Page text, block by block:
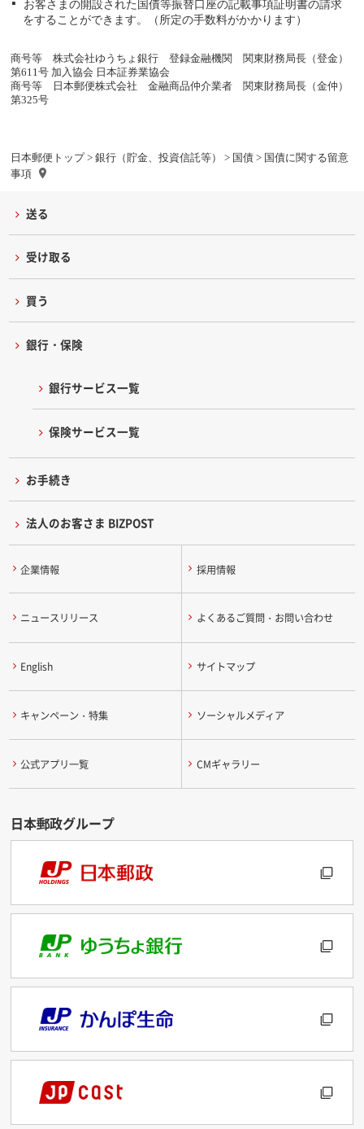
日本郵便トップ> 銀行（貯金、投資信託等） > 国債> 国債に関する留意
事項
お客さまの開設された国債等振替口座の記載事項証明書の請求
をすることができます。（所定の手数料がかかります）
商号等 株式会社ゆうちょ銀行 登録金融機関 関東財務局長（登金）
第611号 加入協会 日本証券業協会
商号等 日本郵便株式会社 金融商品仲介業者 関東財務局長（金仲）
第325号
送る
受け取る
買う
銀行・保険
銀行サービス一覧
保険サービス一覧
お手続き
法人のお客さま BIZPOST
企業情報 採用情報
ニュースリリース よくあるご質問・お問い合わせ
English サイトマップ
キャンペーン・特集 ソーシャルメディア
公式アプリ一覧 CMギャラリー